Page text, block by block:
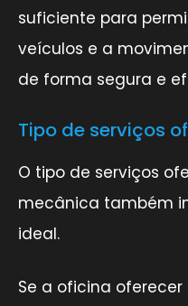
suficiente para
veículos e a
de forma segura e
Tipo de serviços
O tipo de serviços
mecânica também
ideal.
Se a oficina oferecer